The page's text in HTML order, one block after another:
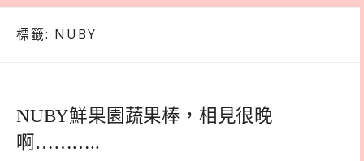
標籤: NUBY
NUBY鮮果園蔬果棒，相見很晚
啊………..